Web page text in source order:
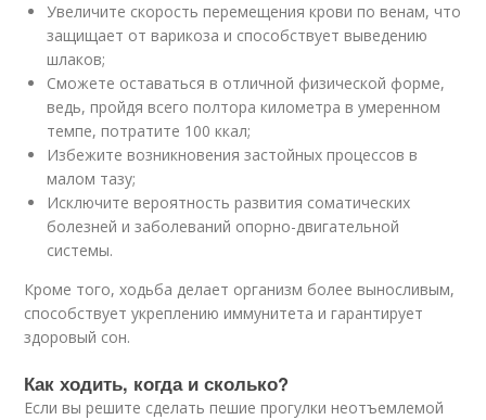
Увеличите скорость перемещения крови по венам, что
защищает от варикоза и способствует выведению
шлаков;
Сможете оставаться в отличной физической форме,
ведь, пройдя всего полтора километра в умеренном
темпе, потратите 100 ккал;
Избежите возникновения застойных процессов в
малом тазу;
Исключите вероятность развития соматических
болезней и заболеваний опорно-двигательной
системы.
Кроме того, ходьба делает организм более выносливым,
способствует укреплению иммунитета и гарантирует
здоровый сон.
Как ходить, когда и сколько?
Если вы решите сделать пешие прогулки неотъемлемой